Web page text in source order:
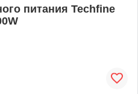
питания Techfine